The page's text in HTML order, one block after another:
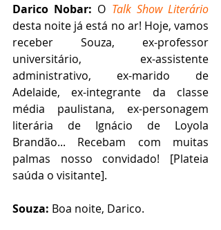
Darico Nobar: O Talk Show Literário
desta noite já está no ar! Hoje, vamos
receber Souza, ex-professor
universitário, ex-assistente
administrativo, ex-marido de
Adelaide, ex-integrante da classe
média paulistana, ex-personagem
literária de Ignácio de Loyola
Brandão... Recebam com muitas
palmas nosso convidado! [Plateia
saúda o visitante].
Souza: Boa noite, Darico.